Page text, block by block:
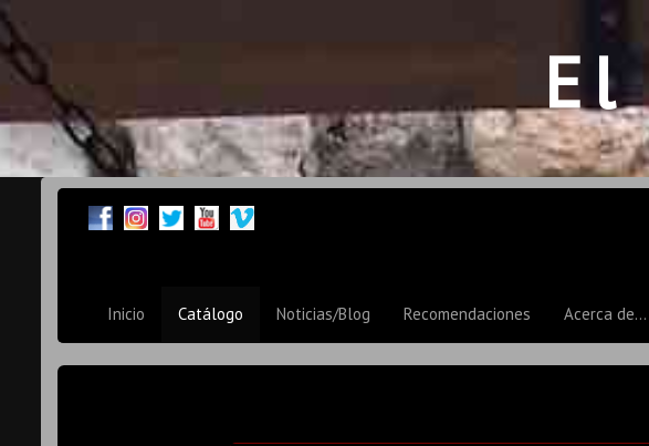
Inicio Catálogo Noticias/Blog Recomendaciones Acerca de...